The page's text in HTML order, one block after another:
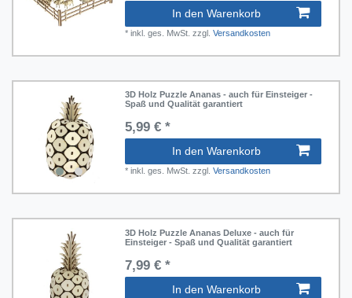
In den Warenkorb
* inkl. ges. MwSt. zzgl. Versandkosten
3D Holz Puzzle Ananas - auch für Einsteiger -
Spaß und Qualität garantiert
5,99 € *
In den Warenkorb
* inkl. ges. MwSt. zzgl. Versandkosten
3D Holz Puzzle Ananas Deluxe - auch für
Einsteiger - Spaß und Qualität garantiert
7,99 € *
In den Warenkorb